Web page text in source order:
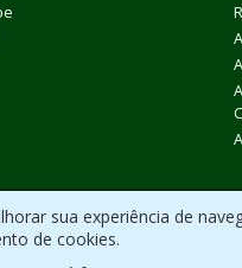
sua experiência de
de cookies.